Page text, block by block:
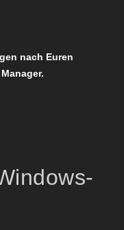
nach Euren